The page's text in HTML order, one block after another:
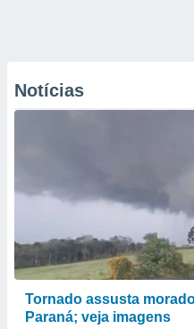
Notícias
Tornado assusta
Paraná; veja imagens